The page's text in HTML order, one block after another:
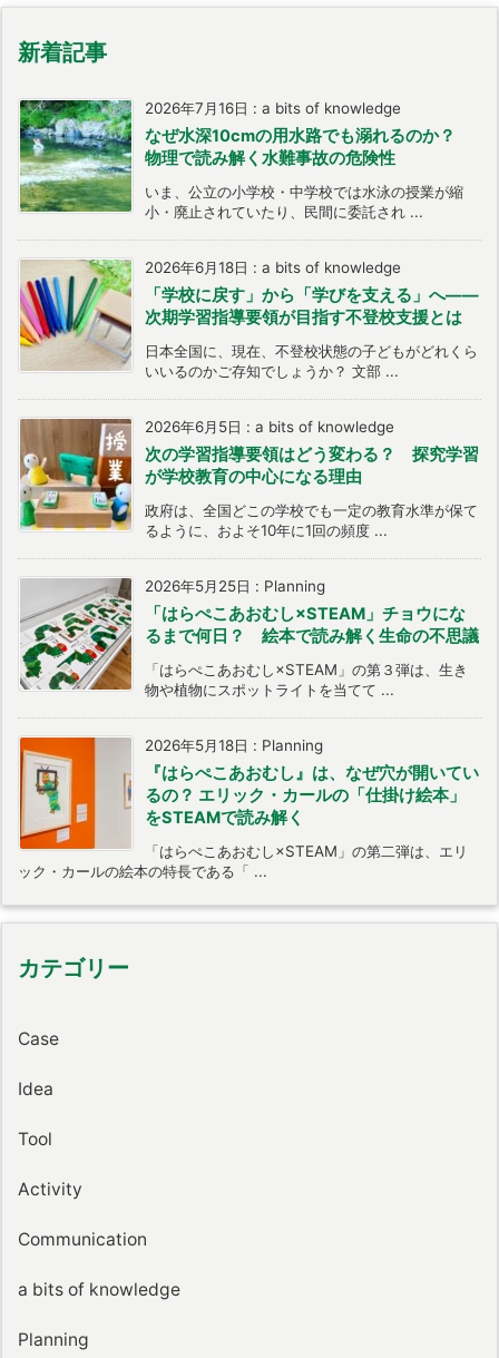
新着記事
2026年7月16日 : a bits of knowledge
なぜ水深10cmの用水路でも溺れるのか？
物理で読み解く水難事故の危険性
いま、公立の小学校・中学校では水泳の授業が縮
小・廃止されていたり、民間に委託され ...
2026年6月18日 : a bits of knowledge
「学校に戻す」から「学びを支える」へ――
次期学習指導要領が目指す不登校支援とは
日本全国に、現在、不登校状態の子どもがどれくら
いいるのかご存知でしょうか？ 文部 ...
2026年6月5日 : a bits of knowledge
次の学習指導要領はどう変わる？ 探究学習
が学校教育の中心になる理由
政府は、全国どこの学校でも一定の教育水準が保て
るように、およそ10年に1回の頻度 ...
2026年5月25日 : Planning
「はらぺこあおむし×STEAM」チョウにな
るまで何日？ 絵本で読み解く生命の不思議
「はらぺこあおむし×STEAM」の第３弾は、生き
物や植物にスポットライトを当てて ...
2026年5月18日 : Planning
『はらぺこあおむし』は、なぜ穴が開いてい
るの？ エリック・カールの「仕掛け絵本」
をSTEAMで読み解く
「はらぺこあおむし×STEAM」の第二弾は、エリ
ック・カールの絵本の特長である「 ...
カテゴリー
Case
Idea
Tool
Activity
Communication
a bits of knowledge
Planning